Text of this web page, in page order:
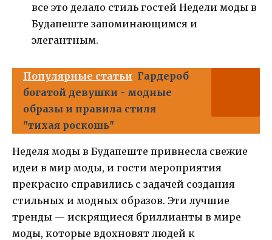
все это делало стиль гостей Недели моды в
Будапеште запоминающимся и
элегантным.
Популярные статьи Гардероб
богатой девушки - модные
образы и правила стиля
"тихая роскошь"
Неделя моды в Будапеште привнесла свежие
идеи в мир моды, и гости мероприятия
прекрасно справились с задачей создания
стильных и модных образов. Эти лучшие
тренды — искрящиеся бриллианты в мире
моды, которые вдохновят людей к